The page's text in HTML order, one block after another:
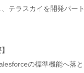
テラスカイを開発パー
の標準機能へ落